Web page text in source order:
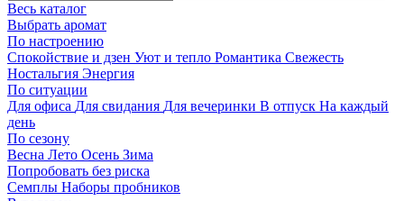
Весь каталог
Выбрать аромат
По настроению
Спокойствие и дзен Уют и тепло Романтика Свежесть
Ностальгия Энергия
По ситуации
Для офиса Для свидания Для вечеринки В отпуск На каждый
день
По сезону
Весна Лето Осень Зима
Попробовать без риска
Семплы Наборы пробников